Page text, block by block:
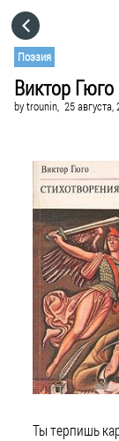
Поэзия
Виктор Гюго
bytrounin, 25 августа,
Ты терпишь